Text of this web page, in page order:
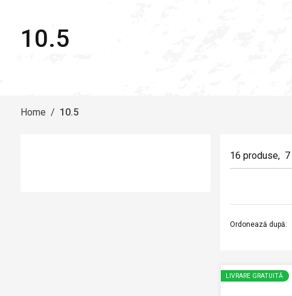
10.5
Home / 10.5
16 produse, 7
Ordonează după:
LIVRARE GRATUITĂ